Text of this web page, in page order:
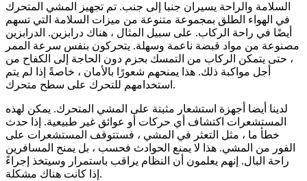
السلامة والراحة يسيران جنبا إلى جنب. تم تجهيز المشي المتحرك
في الهواء الطلق بمجموعة متنوعة من ميزات السلامة التي تسهم
أيضًا في راحة الركاب. على سبيل المثال ، هناك درابزين. الدرابزين
مصنوعة من مواد قبضة ناعمة وسهلة. يتحركون بنفس سرعة الممر
، حتى يتمكن الركاب من التمسك بحزم دون الحاجة إلى الكفاح من
أجل مواكبة ذلك. هذا يمنحهم شعورًا بالأمان ، خاصةً إذا لم يتم
استخدامهم للتحرك على سطح متحرك.
لدينا أيضا أجهزة استشعار مثبتة على المشي المتحرك. يمكن لهذه
المستشعرات اكتشاف أي حركات أو عوائق غير طبيعية. إذا حدث
خطأ ما ، مثل التعثر في المشي ، فستتوقف المستشعرات على
الفور من المشي. هذا لا يمنع الحوادث فحسب ، بل يمنح المسافرين
راحة البال. إنهم يعلمون أن النظام يراقب باستمرار وسيتخذ إجراءً
إذا كانت هناك مشكلة.